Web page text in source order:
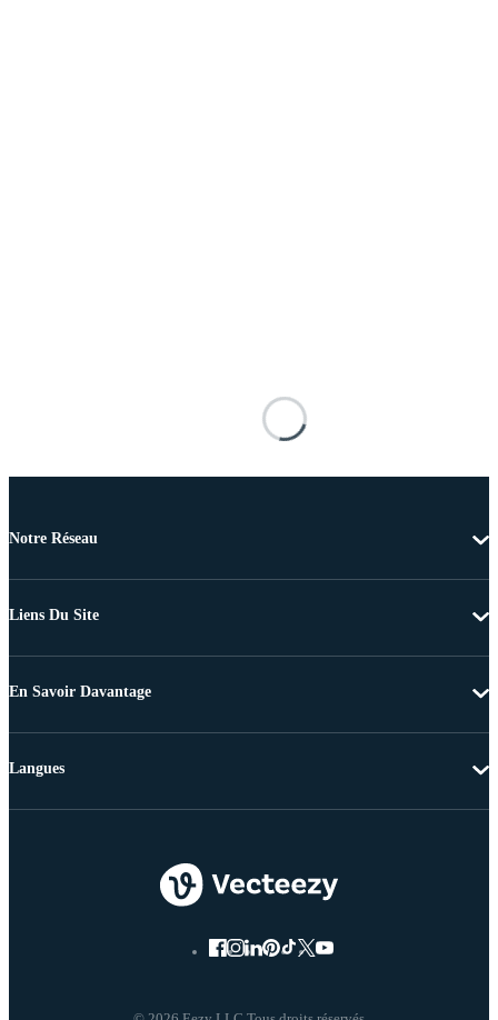
Notre Réseau
Liens Du Site
En Savoir Davantage
Langues